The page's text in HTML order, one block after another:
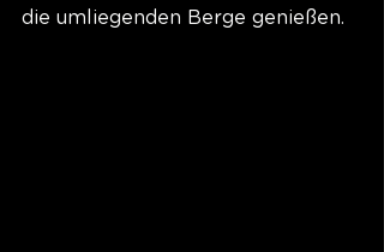
die umliegenden Berge genießen.